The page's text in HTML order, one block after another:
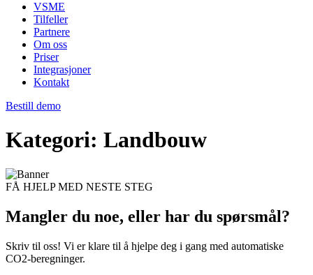
VSME
Tilfeller
Partnere
Om oss
Priser
Integrasjoner
Kontakt
Bestill demo
Kategori: Landbouw
FÅ HJELP MED NESTE STEG
Mangler du noe, eller har du spørsmål?
Skriv til oss! Vi er klare til å hjelpe deg i gang med automatiske
CO2-beregninger.